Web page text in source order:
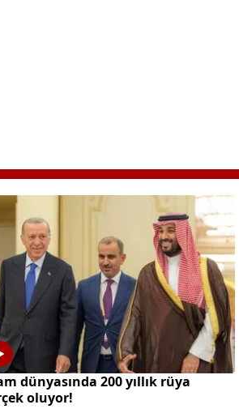
dünyasında 200 yıllık rüya
oluyor!